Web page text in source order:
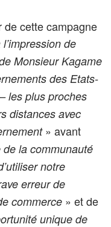
de cette campagne
de
Monsieur Kagame
des Etats-
les plus proches
distances avec
» avant
la communauté
notre
erreur de
commerce » et de
unique de